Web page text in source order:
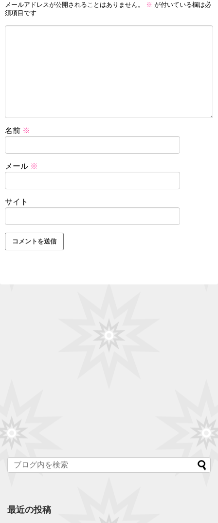
メールアドレスが公開されることはありません。 ※ が付いている欄は必
須項目です
名前 ※
メール ※
サイト
最近の投稿